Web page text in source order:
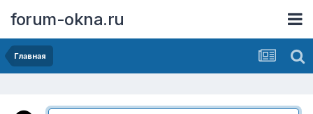
forum-okna.ru
Главная